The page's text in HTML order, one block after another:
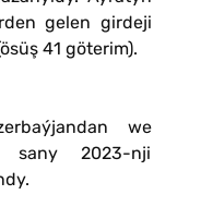
gelen girdeji
41 göterim).
we
sany 2023-nji